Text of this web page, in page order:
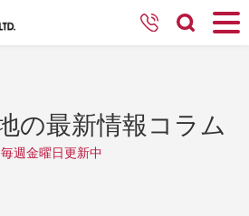
の最新情報コラム
週金曜日更新中